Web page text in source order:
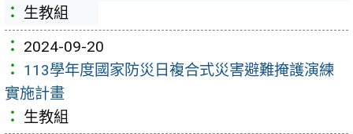
生教組
2024-09-20
113學年度國家防災日複合式災害避難掩護演練
實施計畫
生教組